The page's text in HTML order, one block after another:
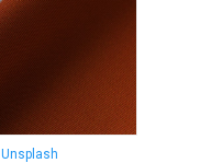
Unsplash